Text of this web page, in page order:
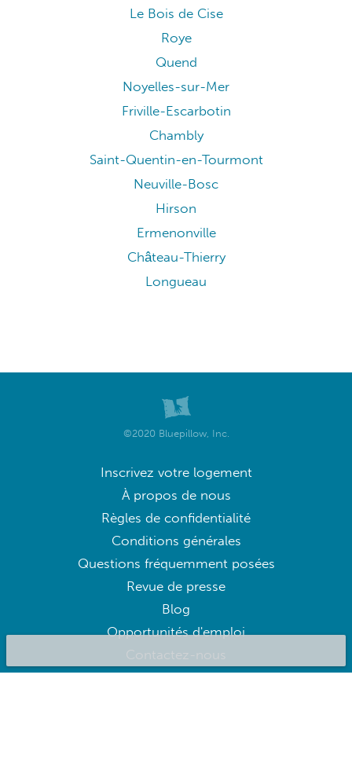
Le Bois de Cise
Roye
Quend
Noyelles-sur-Mer
Friville-Escarbotin
Chambly
Saint-Quentin-en-Tourmont
Neuville-Bosc
Hirson
Ermenonville
Château-Thierry
Longueau
©2020 Bluepillow, Inc.
Inscrivez votre logement
À propos de nous
Règles de confidentialité
Conditions générales
Questions fréquemment posées
Revue de presse
Blog
Opportunités d'emploi
Contactez-nous
BluepillowAI